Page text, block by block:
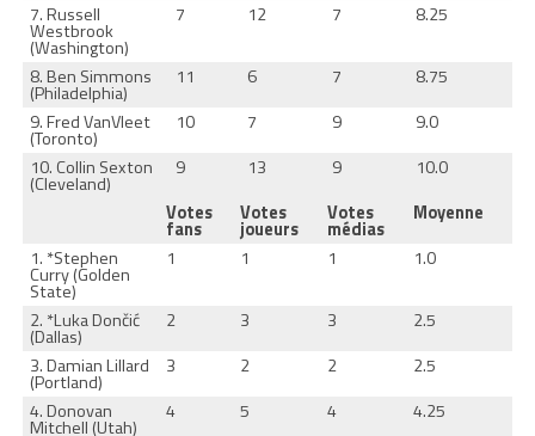
7. Russell
Westbrook
(Washington)
7 12 7 8.25
8. Ben Simmons
(Philadelphia)
11 6 7
8.75
9. Fred VanVleet
(Toronto)
10 7 9
9.0
10. Collin Sexton
(Cleveland)
9 13 9
10.0
Votes
fans
Votes
joueurs
Votes
médias
Moyenne
1. *Stephen
Curry (Golden
State)
1 1 1 1.0
2. *Luka Dončić
(Dallas)
2 3 3
2.5
3. Damian Lillard
(Portland)
3 2 2
2.5
4. Donovan
Mitchell (Utah)
4 5 4
4.25